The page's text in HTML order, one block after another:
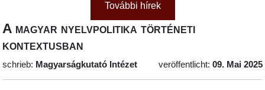
További hírek
A magyar nyelvpolitika történeti
kontextusban
schrieb: Magyarságkutató Intézet veröffentlicht: 09. Mai 2025